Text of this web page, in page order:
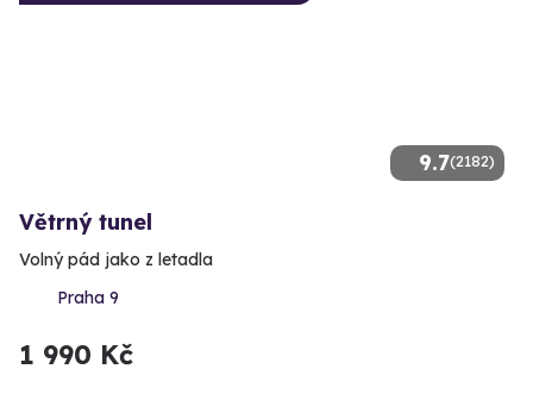
9.7(2182)
Větrný tunel
Volný pád jako z letadla
Praha 9
1 990 Kč